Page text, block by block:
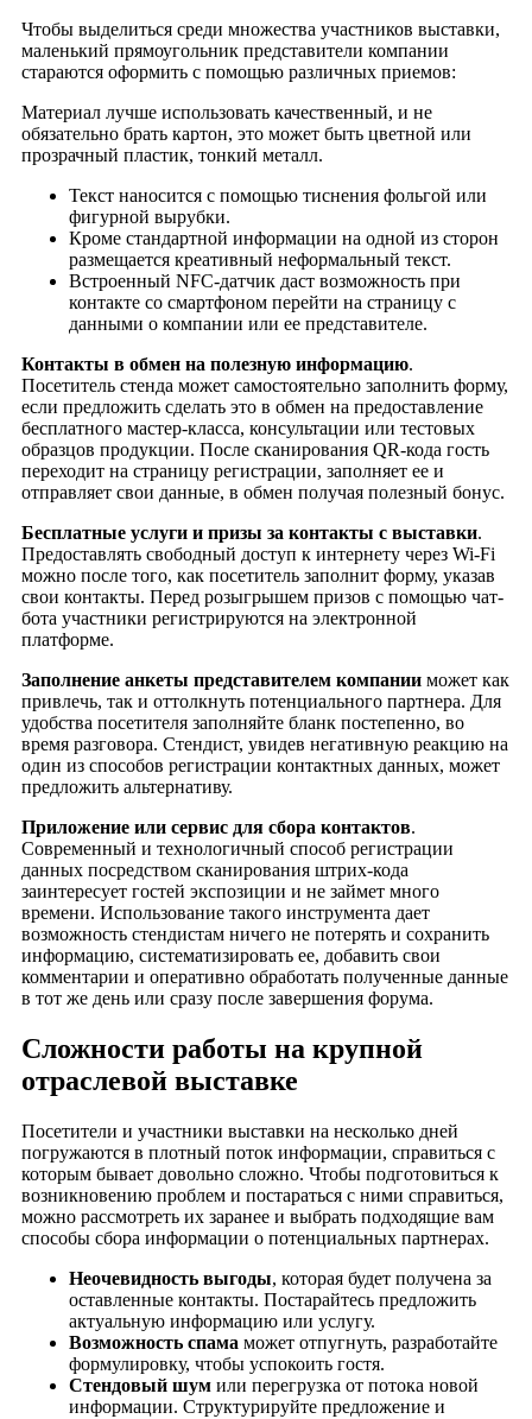
Чтобы выделиться среди множества участников выставки,
маленький прямоугольник представители компании
стараются оформить с помощью различных приемов:
Материал лучше использовать качественный, и не
обязательно брать картон, это может быть цветной или
прозрачный пластик, тонкий металл.
Текст наносится с помощью тиснения фольгой или
фигурной вырубки.
Кроме стандартной информации на одной из сторон
размещается креативный неформальный текст.
Встроенный NFC-датчик даст возможность при
контакте со смартфоном перейти на страницу с
данными о компании или ее представителе.
Контакты в обмен на полезную информацию.
Посетитель стенда может самостоятельно заполнить форму,
если предложить сделать это в обмен на предоставление
бесплатного мастер-класса, консультации или тестовых
образцов продукции. После сканирования QR-кода гость
переходит на страницу регистрации, заполняет ее и
отправляет свои данные, в обмен получая полезный бонус.
Бесплатные услуги и призы за контакты с выставки.
Предоставлять свободный доступ к интернету через Wi-Fi
можно после того, как посетитель заполнит форму, указав
свои контакты. Перед розыгрышем призов с помощью чат-
бота участники регистрируются на электронной
платформе.
Заполнение анкеты представителем компании может как
привлечь, так и оттолкнуть потенциального партнера. Для
удобства посетителя заполняйте бланк постепенно, во
время разговора. Стендист, увидев негативную реакцию на
один из способов регистрации контактных данных, может
предложить альтернативу.
Приложение или сервис для сбора контактов.
Современный и технологичный способ регистрации
данных посредством сканирования штрих-кода
заинтересует гостей экспозиции и не займет много
времени. Использование такого инструмента дает
возможность стендистам ничего не потерять и сохранить
информацию, систематизировать ее, добавить свои
комментарии и оперативно обработать полученные данные
в тот же день или сразу после завершения форума.
Сложности работы на крупной
отраслевой выставке
Посетители и участники выставки на несколько дней
погружаются в плотный поток информации, справиться с
которым бывает довольно сложно. Чтобы подготовиться к
возникновению проблем и постараться с ними справиться,
можно рассмотреть их заранее и выбрать подходящие вам
способы сбора информации о потенциальных партнерах.
Неочевидность выгоды, которая будет получена за
оставленные контакты. Постарайтесь предложить
актуальную информацию или услугу.
Возможность спама может отпугнуть, разработайте
формулировку, чтобы успокоить гостя.
Стендовый шум или перегрузка от потока новой
информации. Структурируйте предложение и